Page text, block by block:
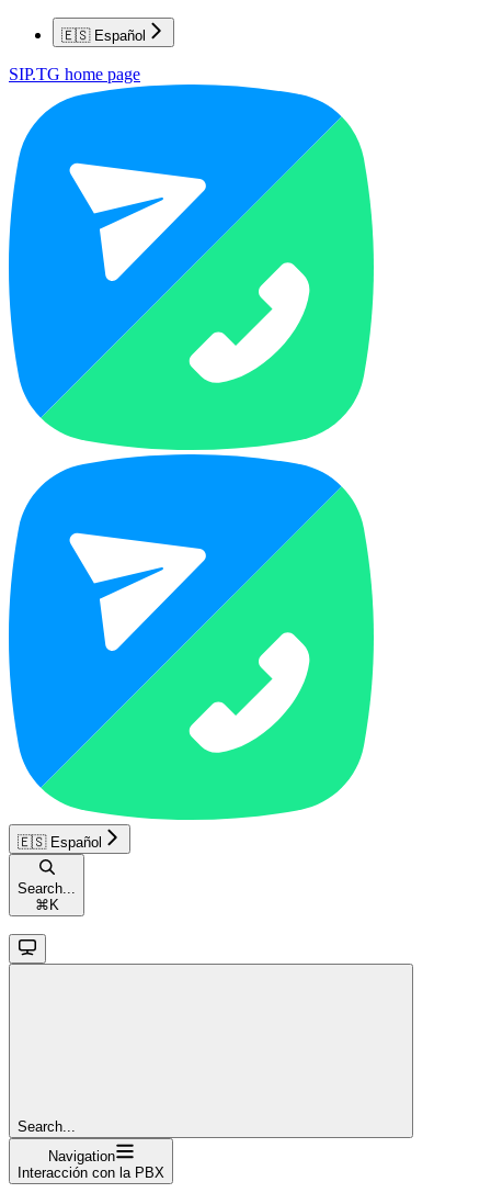
🇪🇸 Español
SIP.TG home page
🇪🇸 Español
Search...
⌘ K
Search...
Navigation
Interacción con la PBX